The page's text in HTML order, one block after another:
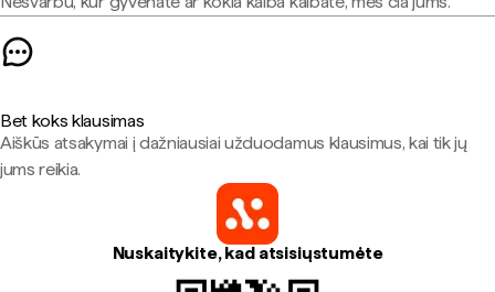
Bet koks klausimas
Aiškūs atsakymai į dažniausiai užduodamus klausimus, kai tik jų
jums reikia.
Nuskaitykite, kad atsisiųstumėte